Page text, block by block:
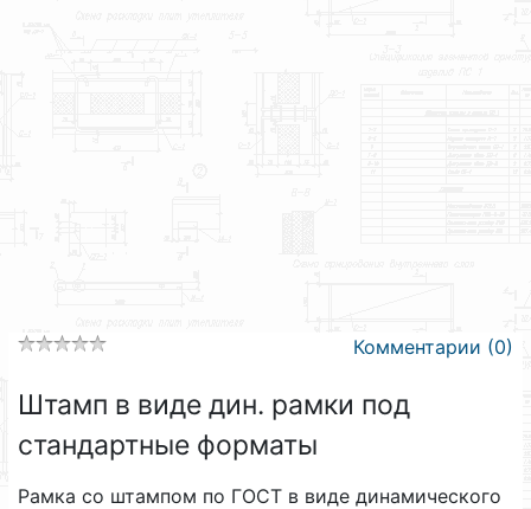
Комментарии (0)
Штамп в виде дин. рамки под
стандартные форматы
Рамка со штампом по ГОСТ в виде динамического